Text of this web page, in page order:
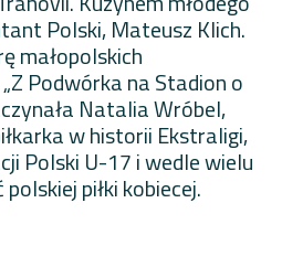
Polski, Mateusz Klich.
małopolskich
Podwórka na Stadion o
Natalia Wróbel,
w historii Ekstraligi,
Polski U-17 i wedle wielu
piłki kobiecej.